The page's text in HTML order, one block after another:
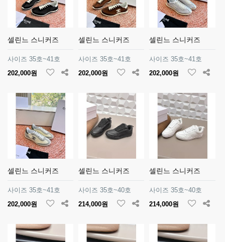
셀린느 스니커즈
사이즈 35호~41호
202,000원
셀린느 스니커즈
사이즈 35호~41호
202,000원
셀린느 스니커즈
사이즈 35호~41호
202,000원
셀린느 스니커즈
사이즈 35호~41호
202,000원
셀린느 스니커즈
사이즈 35호~40호
214,000원
셀린느 스니커즈
사이즈 35호~40호
214,000원